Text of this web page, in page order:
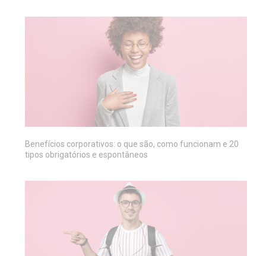
Benefícios corporativos: o que são, como funcionam e 20
tipos obrigatórios e espontâneos